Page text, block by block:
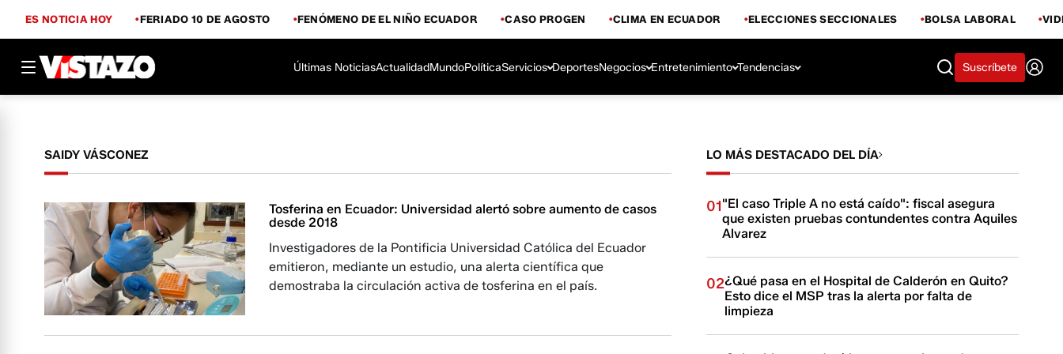
ES NOTICIA HOY FERIADO 10 DE AGOSTO FENÓMENO DE EL NIÑO ECUADOR CASO PROGEN CLIMA EN ECUADOR ELECCIONES SECCIONALES BOLSA LABORAL
Últimas NoticiasActualidadMundoPolíticaServicios DeportesNegocios Entretenimiento Tendencias Suscríbete
SAIDY VÁSCONEZ
Tosferina en Ecuador: Universidad alertó sobre aumento de casos
desde 2018​​​​​​
Investigadores de la Pontificia Universidad Católica del Ecuador
emitieron, mediante un estudio, una alerta científica que
demostraba la circulación activa de tosferina en el país.
LO MÁS DESTACADO DEL DÍA
01"El caso Triple A no está caído": fiscal asegura
que existen pruebas contundentes contra Aquiles
Alvarez
02¿Qué pasa en el Hospital de Calderón en Quito?
Esto dice el MSP tras la alerta por falta de
limpieza